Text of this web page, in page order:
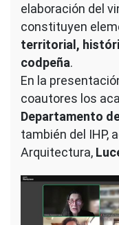
elaboración del
constituyen
territorial,
codpeña.
En la
coautores los
Departamento
también del IHP,
Arquitectura,